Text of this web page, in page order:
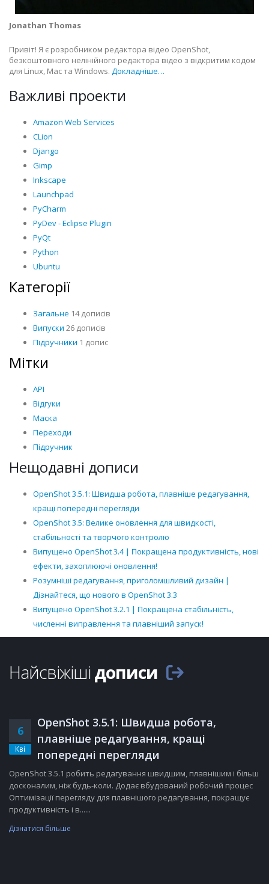
Jonathan Thomas
Привіт! Я є розробником редактора відео OpenShot,
безкоштовного нелінійного редактора відео з відкритим кодом
для Linux, Mac та Windows. Докладніше…
Важливі проекти
Amazon Web Services
CLion
Django
Gimp
Inkscape
Launchpad
PyCharm
PyDev - Eclipse Plugin
PyQt
Python
Ubuntu
Категорії
Загальне 14 дописів
Випуски 26 дописів
Підручники 1 допис
Мітки
API
Відгуки
Маска
Переходи
Підручник
Нещодавні дописи
OpenShot 3.5.1: Швидша робота, плавніше редагування,
кращі попередні перегляди
OpenShot 3.5: Велике оновлення для швидкості,
стабільності та творчого контролю
Випущено OpenShot 3.4 | Покращена продуктивність, нові
ефекти, захоплюючі оновлення!
Розумніші редагування, приголомшливий дизайн |
Дізнайтеся, що нового в OpenShot 3.3
Випущено OpenShot 3.2.1 | Покращена стабільність,
численні виправлення та плавніший запуск!
Найсвіжішідописи
6
Кві
OpenShot 3.5.1: Швидша робота,
плавніше редагування, кращі
попередні перегляди
OpenShot 3.5.1 робить редагування швидшим, плавнішим і більш
досконалим, ніж будь-коли. Додає вбудований робочий процес
Оптимізації перегляду для плавнішого редагування, покращує
продуктивність і в......
Дізнатися більше